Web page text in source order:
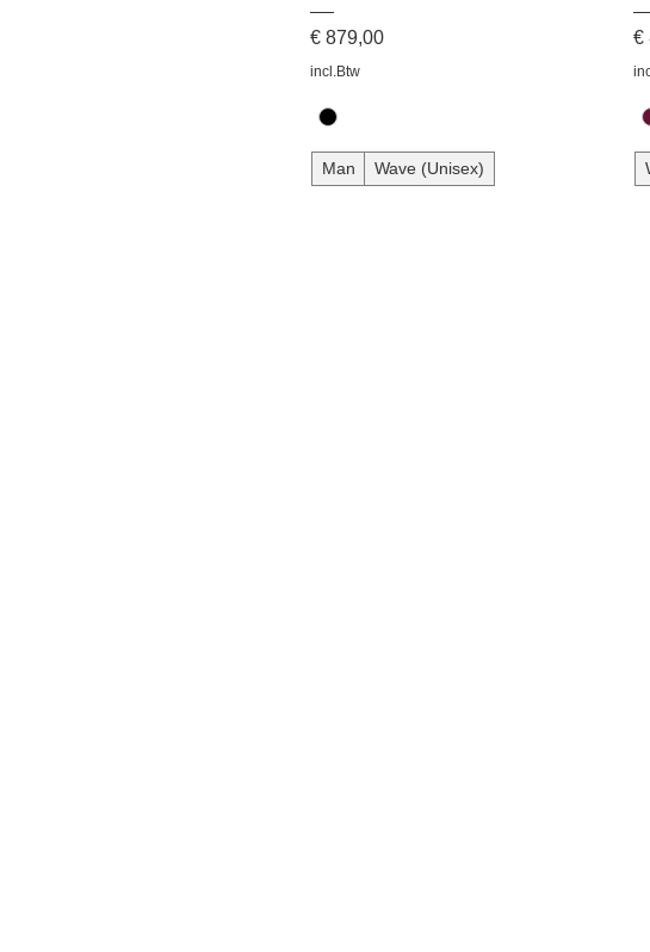
Prijs
€ 879,00
incl.Btw
Man Wave (Unisex)
€